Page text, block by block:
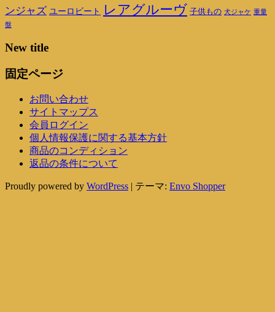
ンジャズ ユーロビート レアグルーヴ 子供もの 犬ジャケ 重量
盤
New title
固定ページ
お問い合わせ
サイトマップス
会員ログイン
個人情報保護に関する基本方針
商品のコンディション
返品の条件について
Proudly powered by WordPress | テーマ: Envo Shopper